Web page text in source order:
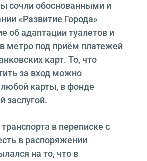
сочли обоснованными и
«Развитие Города»
об адаптации туалетов и
метро под приём платежей
карт. То, что
за вход можно
карты, в фонде
заслугой.
в переписке с
в распоряжении
на то, что в